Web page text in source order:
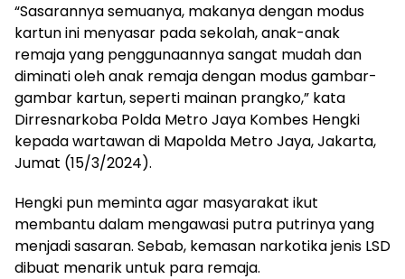
“Sasarannya semuanya, makanya dengan modus
kartun ini menyasar pada sekolah, anak-anak
remaja yang penggunaannya sangat mudah dan
diminati oleh anak remaja dengan modus gambar-
gambar kartun, seperti mainan prangko,” kata
Dirresnarkoba Polda Metro Jaya Kombes Hengki
kepada wartawan di Mapolda Metro Jaya, Jakarta,
Jumat (15/3/2024).
Hengki pun meminta agar masyarakat ikut
membantu dalam mengawasi putra putrinya yang
menjadi sasaran. Sebab, kemasan narkotika jenis LSD
dibuat menarik untuk para remaja.